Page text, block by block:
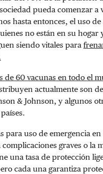
pueda comenzar a
hasta entonces, el uso de
no están en su hogar
siendo vitales para
de 60 vacunas en todo el
actualmente son
& Johnson, y algunos
para uso de emergencia en
graves o la
una tasa de protección
cada una garantiza